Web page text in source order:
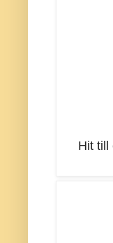
Hit till